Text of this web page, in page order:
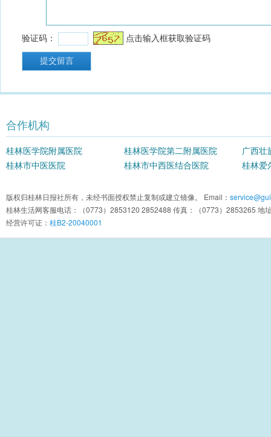
合作机构
桂林医学院附属医院 桂林医学院第二附属医院
广西壮
院
桂林市中医医院 桂林市中西医结合医院 桂林爱
版权归桂林日报社所有，未经书面授权禁止复制或建立镜像。 Email：
桂林生活网客服电话：（0773）2853120 2852488 传真：（0773）2853265 地
经营许可证： 桂B2-20040001